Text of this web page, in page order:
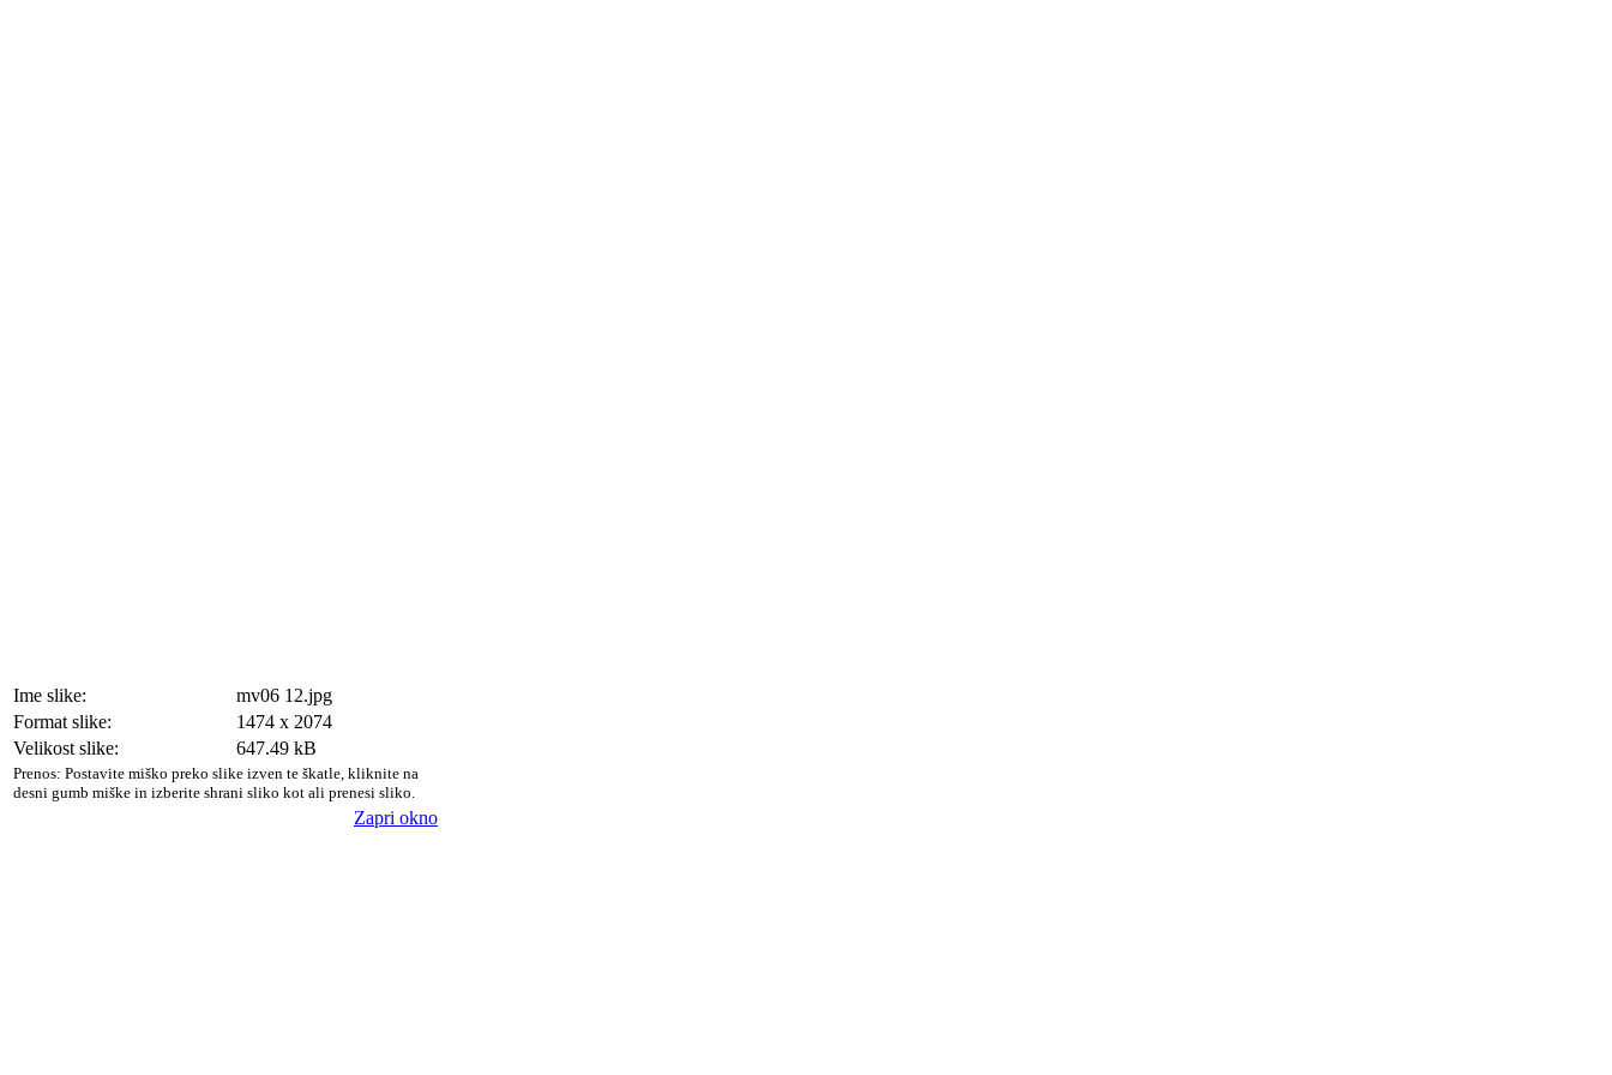
Ime slike:
mv06 12.jpg
Format slike:
1474 x 2074
Velikost slike:
647.49 kB
Prenos: Postavite miško preko slike izven te škatle, kliknite na
desni gumb miške in izberite shrani sliko kot ali prenesi sliko.
Zapri okno